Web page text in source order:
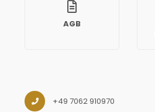
AGB
+49 7062 910970